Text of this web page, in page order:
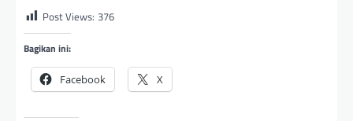
Post Views: 376
Bagikan ini:
Facebook X